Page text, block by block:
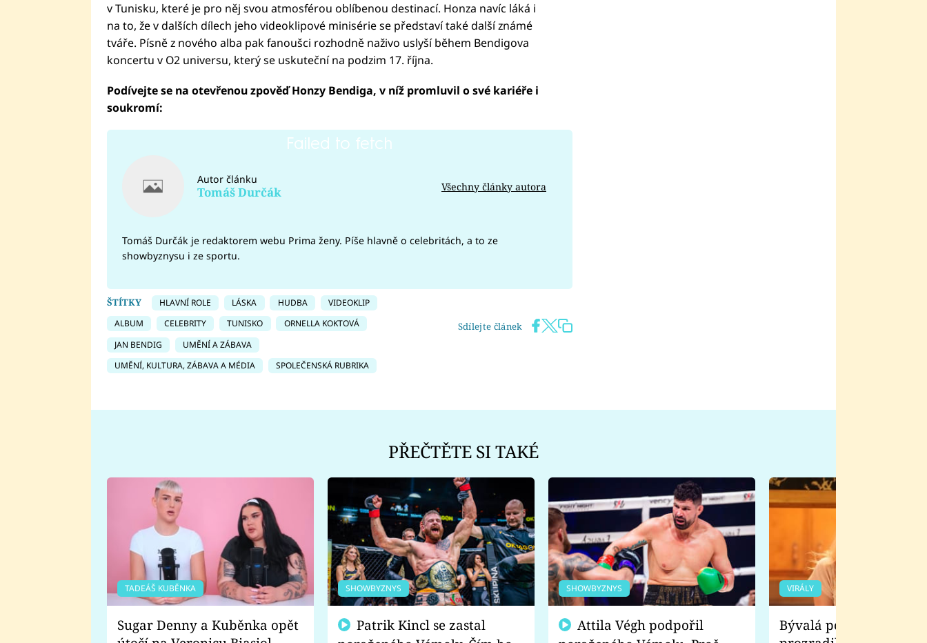
v Tunisku, které je pro něj svou atmosférou oblíbenou destinací. Honza navíc láká i
na to, že v dalších dílech jeho videoklipové minisérie se představí také další známé
tváře. Písně z nového alba pak fanoušci rozhodně naživo uslyší během Bendigova
koncertu v O2 universu, který se uskuteční na podzim 17. října.
Podívejte se na otevřenou zpověď Honzy Bendiga, v níž promluvil o své kariéře i
soukromí:
Failed to fetch
Autor článku
Tomáš Durčák Všechny články autora
Tomáš Durčák je redaktorem webu Prima ženy. Píše hlavně o celebritách, a to ze
showbyznysu i ze sportu.
Sdílejte článek
ŠTÍTKY HLAVNÍ ROLE LÁSKA HUDBA
VIDEOKLIP
ALBUM
CELEBRITY TUNISKO
ORNELLA KOKTOVÁ
JAN BENDIG
UMĚNÍ A ZÁBAVA
UMĚNÍ, KULTURA, ZÁBAVA A MÉDIA
SPOLEČENSKÁ RUBRIKA
PŘEČTĚTE SI TAKÉ
TADEÁŠ KUBĚNKA
Sugar Denny a Kuběnka opět
SHOWBYZNYS SHOWBYZNYS VIRÁLY
Bývalá pornoherečka